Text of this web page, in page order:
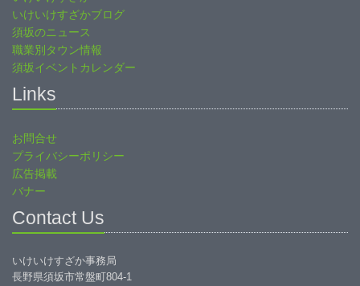
いけいけすざかブログ
須坂のニュース
職業別タウン情報
須坂イベントカレンダー
Links
お問合せ
プライバシーポリシー
広告掲載
バナー
Contact Us
いけいけすざか事務局
長野県須坂市常盤町804-1